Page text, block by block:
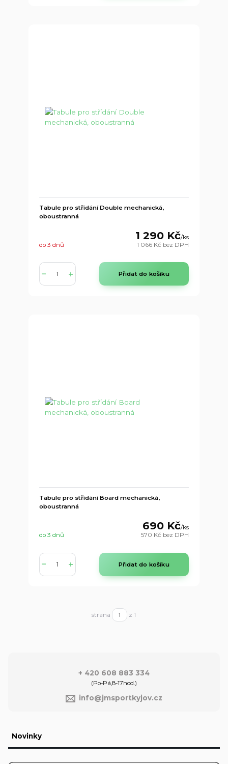
Tabule pro střídání Double mechanická,
oboustranná
1 290 Kč/ks
1 066 Kč bez DPH
do 3 dnů
Přidat do košíku
Tabule pro střídání Board mechanická,
oboustranná
690 Kč/ks
570 Kč bez DPH
do 3 dnů
Přidat do košíku
strana z 1
+ 420 608 883 334
(Po-Pá,8-17hod.)
info@jmsportkyjov.cz
Novinky